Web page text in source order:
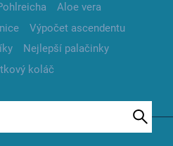
Aloe vera
Výpočet ascendentu
Nejlepší palačinky
koláč